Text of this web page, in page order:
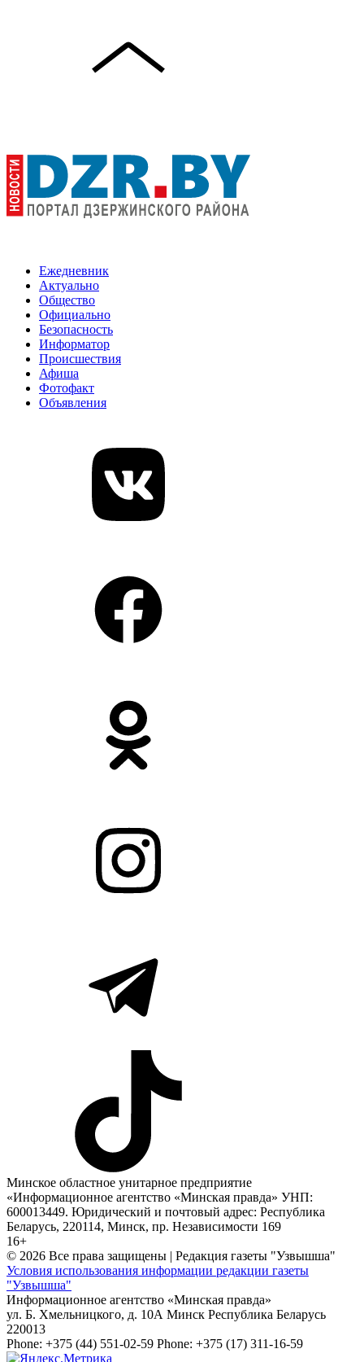
Ежедневник
Актуально
Общество
Официально
Безопасность
Информатор
Происшествия
Афиша
Фотофакт
Объявления
Минское областное унитарное предприятие
«Информационное агентство «Минская правда» УНП:
600013449. Юридический и почтовый адрес: Республика
Беларусь, 220114, Минск, пр. Независимости 169
16+
© 2026 Все права защищены | Редакция газеты "Узвышша"
Условия использования информации редакции газеты
"Узвышша"
Информационное агентство «Минская правда»
ул. Б. Хмельницкого, д. 10А Минск Республика Беларусь
220013
Phone: +375 (44) 551-02-59 Phone: +375 (17) 311-16-59